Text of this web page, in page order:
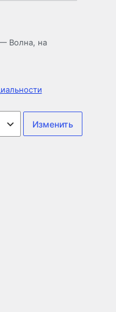
Волна, на